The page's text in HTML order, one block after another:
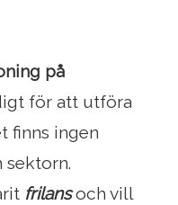
på
för att utföra
finns ingen
sektorn.
frilansoch vill